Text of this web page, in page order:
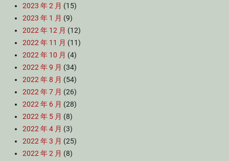
2023 年 2 月 (15)
2023 年 1 月 (9)
2022 年 12 月 (12)
2022 年 11 月 (11)
2022 年 10 月 (4)
2022 年 9 月 (34)
2022 年 8 月 (54)
2022 年 7 月 (26)
2022 年 6 月 (28)
2022 年 5 月 (8)
2022 年 4 月 (3)
2022 年 3 月 (25)
2022 年 2 月 (8)